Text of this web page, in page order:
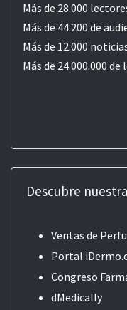
Más de 28.000
Más de 44.200 de
Más de 12.000
Más de 24.000.000 de
Descubre
Ventas de
Portal
Congreso
dMedically